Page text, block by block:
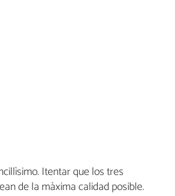
Itentar que los tres
de la màxima calidad posible.